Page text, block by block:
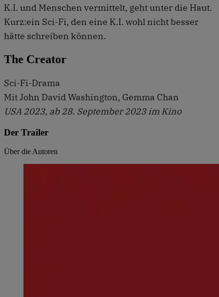
K.I. und Menschen vermittelt, geht unter die Haut.
Kurz:ein Sci-Fi, den eine K.I. wohl nicht besser
hätte schreiben können.
The Creator
Sci-Fi-Drama
Mit John David Washington, Gemma Chan
USA 2023, ab 28. September 2023 im Kino
Der Trailer
Über die Autoren